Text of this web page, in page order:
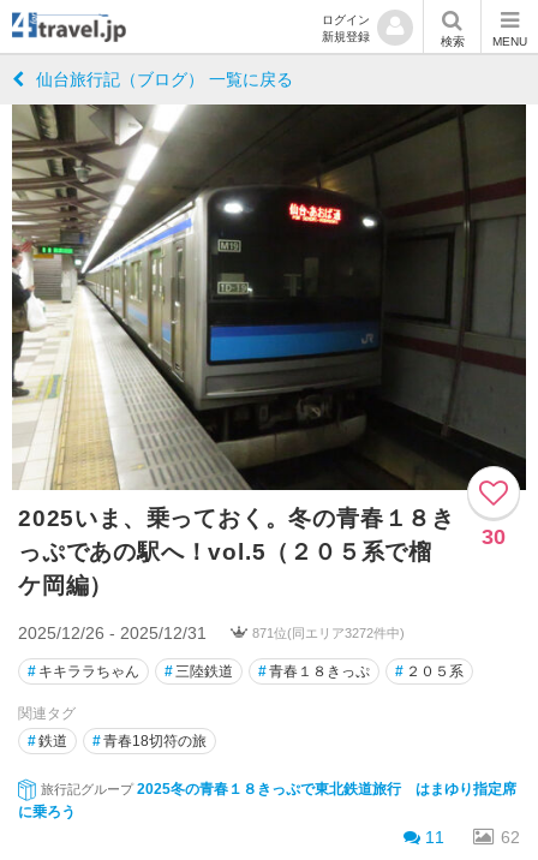
ログイン
新規登録
検索 MENU
仙台旅行記（ブログ） 一覧に戻る
2025いま、乗っておく。冬の青春１８き
っぷであの駅へ！vol.5（２０５系で榴
ケ岡編）
30
2025/12/26 - 2025/12/31 871位(同エリア3272件中)
# キキララちゃん #三陸鉄道 #青春１８きっぷ # ２０５系
関連タグ
#鉄道 #青春18切符の旅
旅行記グループ 2025冬の青春１８きっぷで東北鉄道旅行 はまゆり指定席
に乗ろう
11 62